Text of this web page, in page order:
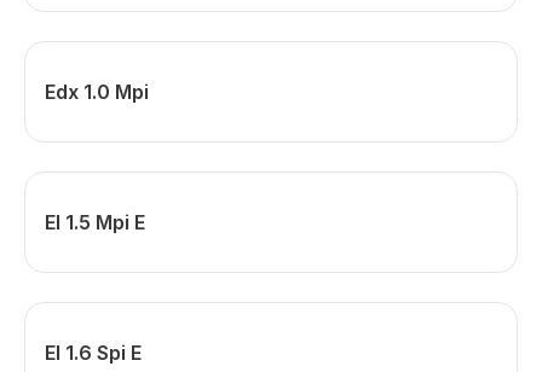
Edx 1.0 Mpi
El 1.5 Mpi E
El 1.6 Spi E